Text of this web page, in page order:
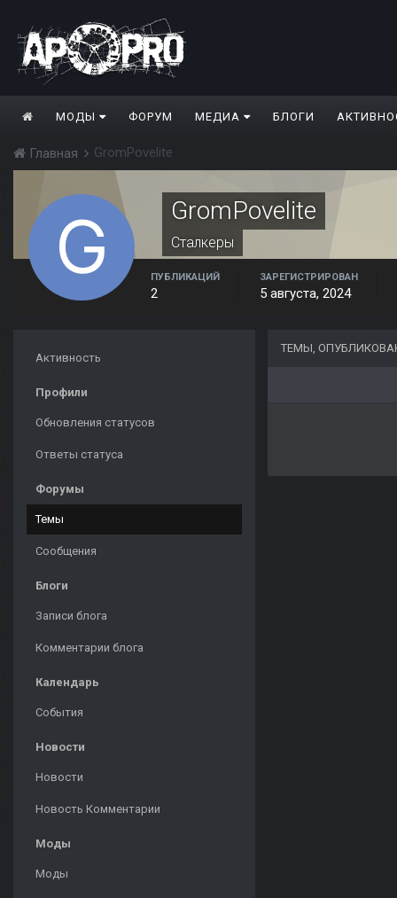
МОДЫ ФОРУМ МЕДИА БЛОГИ
Главная GromPovelite
GromPovelite
Сталкеры
ПУБЛИКАЦИЙ
2
ЗАРЕГИСТРИРОВАН
5 августа, 2024
Активность
Профили
Обновления статусов
Ответы статуса
Форумы
Темы
Сообщения
Блоги
Записи блога
Комментарии блога
Календарь
События
Новости
Новости
Новость Комментарии
Моды
Моды
ТЕМЫ,